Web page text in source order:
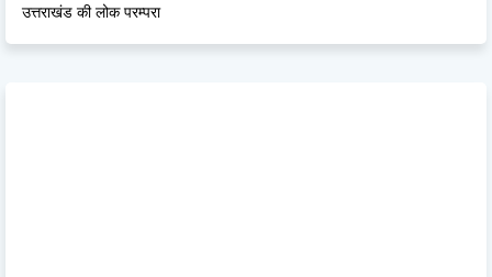
उत्तराखंड की लोक परम्परा